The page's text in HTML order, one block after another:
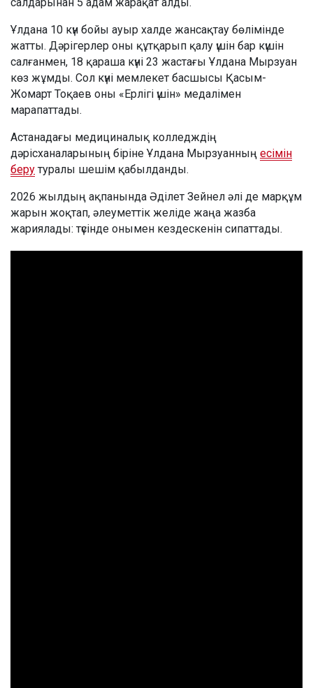
салдарынан 5 адам жарақат алды.
Ұлдана 10 күн бойы ауыр халде жансақтау бөлімінде
жатты. Дәрігерлер оны құтқарып қалу үшін бар күшін
салғанмен, 18 қараша күні 23 жастағы Ұлдана Мырзуан
көз жұмды. Сол күні мемлекет басшысы Қасым-
Жомарт Тоқаев оны «Ерлігі үшін» медалімен
марапаттады.
Астанадағы медициналық колледждің
дәрісханаларының біріне Ұлдана Мырзуанның есімін
беру туралы шешім қабылданды.
2026 жылдың ақпанында Әділет Зейнел әлі де марқұм
жарын жоқтап, әлеуметтік желіде жаңа жазба
жариялады: түсінде онымен кездескенін сипаттады.